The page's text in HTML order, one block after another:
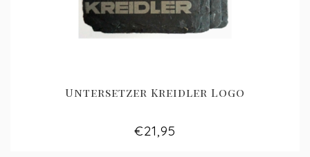
Untersetzer Kreidler Logo
€21,95